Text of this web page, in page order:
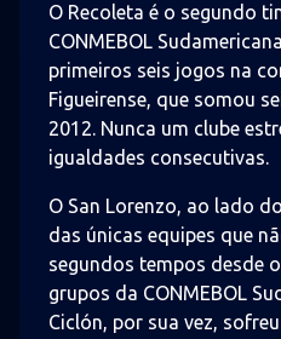
O Recoleta é o segundo
CONMEBOL
primeiros seis jogos na
Figueirense, que somou
2012. Nunca um clube
igualdades consecutivas.
O San Lorenzo, ao lado
das únicas equipes que
segundos tempos desde
grupos da CONMEBOL
Ciclón, por sua vez,